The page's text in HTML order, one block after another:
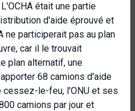
était une partie
d'aide éprouvé et
ne participerait pas au plan
car il le trouvait
plan alternatif, une
68 camions d'aide
cessez-le-feu, l'ONU et ses
camions par jour et